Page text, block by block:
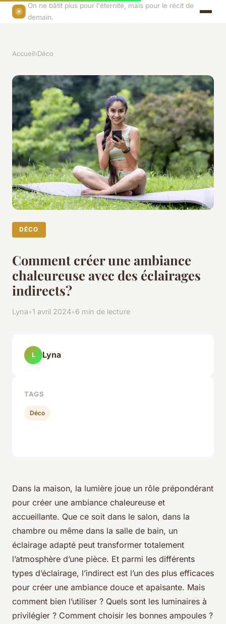
On ne bâtit plus pour l'éternité, mais pour le récit de
demain.
Accueil›Déco
DÉCO
Comment créer une ambiance
chaleureuse avec des éclairages
indirects?
Lyna•1 avril 2024•6 min de lecture
Dans la maison, la lumière joue un rôle prépondérant
pour créer une ambiance chaleureuse et
accueillante. Que ce soit dans le salon, dans la
chambre ou même dans la salle de bain, un
éclairage adapté peut transformer totalement
l’atmosphère d’une pièce. Et parmi les différents
types d’éclairage, l’indirect est l’un des plus efficaces
pour créer une ambiance douce et apaisante. Mais
comment bien l’utiliser ? Quels sont les luminaires à
privilégier ? Comment choisir les bonnes ampoules ?
L Lyna
TAGS
Déco